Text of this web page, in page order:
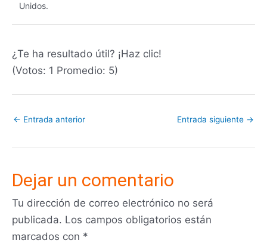
Unidos.
¿Te ha resultado útil? ¡Haz clic!
(Votos: 1 Promedio: 5)
← Entrada anterior Entrada siguiente →
Dejar un comentario
Tu dirección de correo electrónico no será
publicada. Los campos obligatorios están
marcados con *